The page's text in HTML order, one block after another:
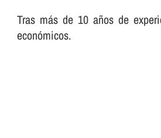
Tras más de 10 años de
económicos.